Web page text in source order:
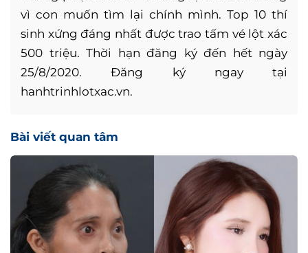
vì con muốn tìm lại chính mình. Top 10 thí
sinh xứng đáng nhất được trao tấm vé lột xác
500 triệu. Thời hạn đăng ký đến hết ngày
25/8/2020. Đăng ký ngay tại
hanhtrinhlotxac.vn.
Bài viết quan tâm